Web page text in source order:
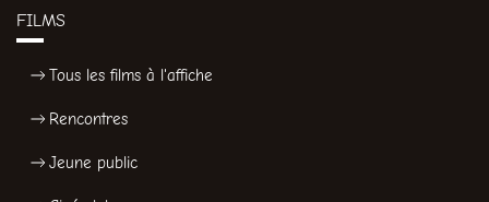
FILMS
Tous les films à l'affiche
Rencontres
Jeune public